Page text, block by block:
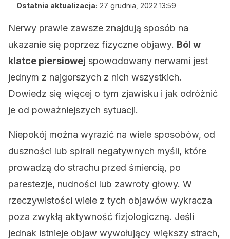
Ostatnia aktualizacja: 27 grudnia, 2022 13:59
Nerwy prawie zawsze znajdują sposób na
ukazanie się poprzez fizyczne objawy. Ból w
klatce piersiowej spowodowany nerwami jest
jednym z najgorszych z nich wszystkich.
Dowiedz się więcej o tym zjawisku i jak odróżnić
je od poważniejszych sytuacji.
Niepokój można wyrazić na wiele sposobów, od
duszności lub spirali negatywnych myśli, które
prowadzą do strachu przed śmiercią, po
parestezje, nudności lub zawroty głowy. W
rzeczywistości wiele z tych objawów wykracza
poza zwykłą aktywność fizjologiczną. Jeśli
jednak istnieje objaw wywołujący większy strach,